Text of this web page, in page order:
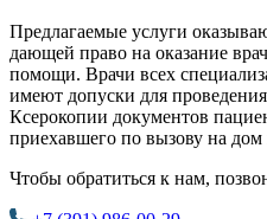
Предлагаемые услуги
дающей право на оказание
помощи. Врачи всех
имеют допуски для
Ксерокопии документов
приехавшего по вызову на дом
Чтобы обратиться к нам,